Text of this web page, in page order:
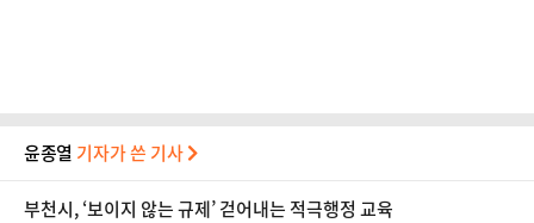
윤종열 기자가 쓴 기사
부천시, ‘보이지 않는 규제’ 걷어내는 적극행정 교육